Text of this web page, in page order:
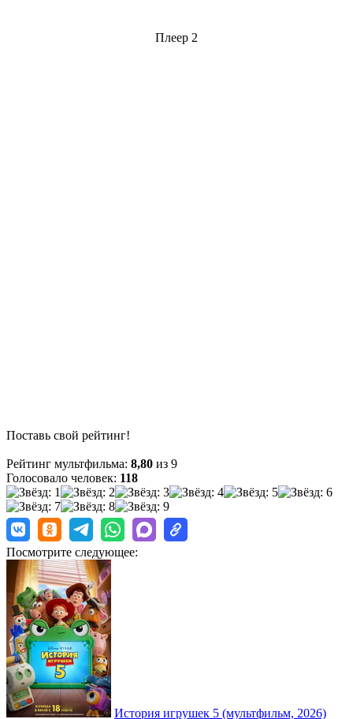
Плеер 2
Поставь свой рейтинг!
Рейтинг мультфильма: 8,80 из 9
Голосовало человек: 118
Посмотрите следующее:
История игрушек 5 (мультфильм, 2026)